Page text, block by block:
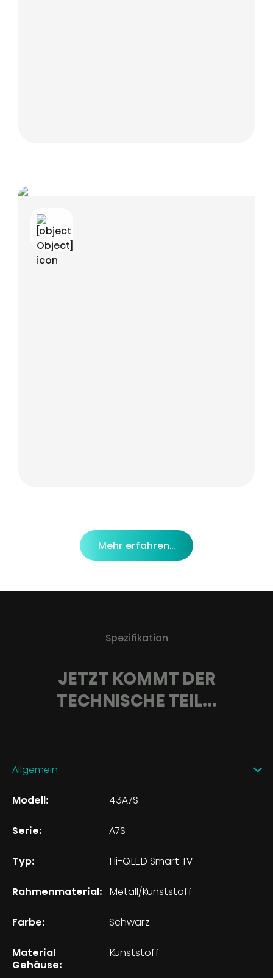
Mehr erfahren…
Spezifikation
JETZT KOMMT DER
TECHNISCHE TEIL...
Allgemein
Modell: 43A7S
Serie: A7S
Typ: Hi-QLED Smart TV
Rahmenmaterial: Metall/Kunststoff
Farbe: Schwarz
Material
Gehäuse:
Kunststoff